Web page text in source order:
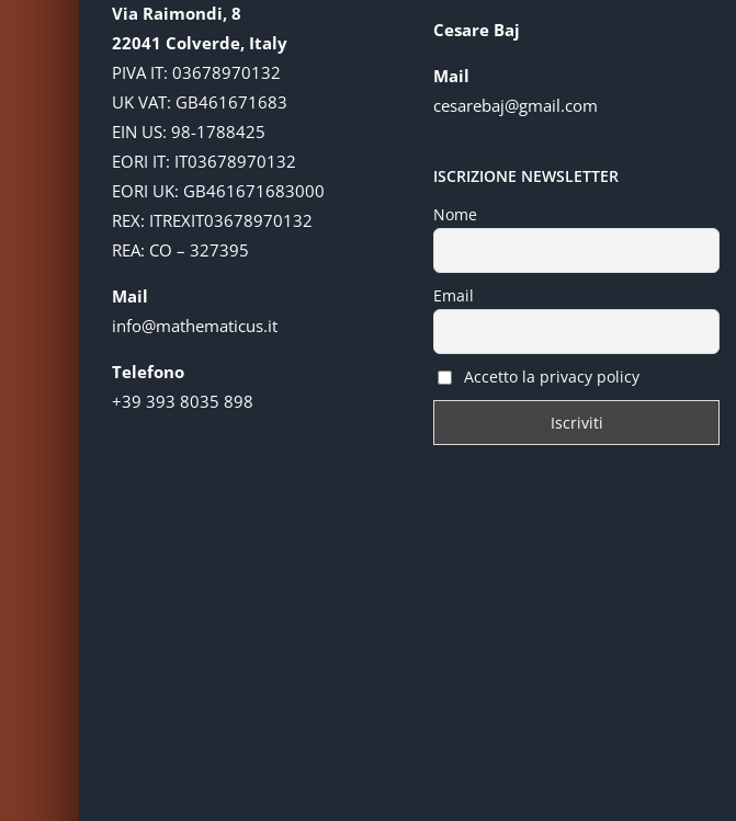
Via Raimondi, 8
22041 Colverde, Italy
PIVA IT: 03678970132
UK VAT: GB461671683
EIN US: 98-1788425
EORI IT: IT03678970132
EORI UK: GB461671683000
REX: ITREXIT03678970132
REA: CO – 327395
Mail
info@mathematicus.it
Telefono
+39 393 8035 898
Cesare Baj
Mail
cesarebaj@gmail.com
ISCRIZIONE NEWSLETTER
Nome
Email
Accetto la privacy policy